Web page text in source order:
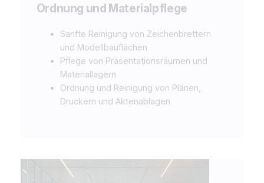
Ordnung und Materialpflege
Sanfte Reinigung von Zeichenbrettern
und Modellbauflächen
Pflege von Präsentationsräumen und
Materiallagern
Ordnung und Reinigung von Plänen,
Druckern und Aktenablagen